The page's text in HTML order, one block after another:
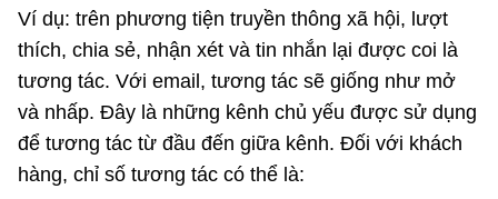
Ví dụ: trên phương tiện truyền thông xã hội, lượt
thích, chia sẻ, nhận xét và tin nhắn lại được coi là
tương tác. Với email, tương tác sẽ giống như mở
và nhấp. Đây là những kênh chủ yếu được sử dụng
để tương tác từ đầu đến giữa kênh. Đối với khách
hàng, chỉ số tương tác có thể là: